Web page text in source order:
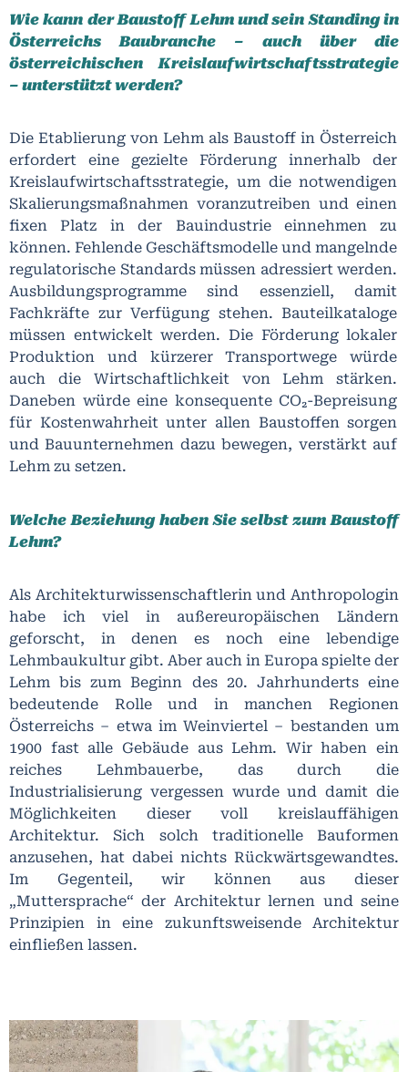
Wie kann der Baustoff Lehm und sein Standing in
Österreichs Baubranche – auch über die
österreichischen Kreislaufwirtschaftsstrategie
– unterstützt werden?
Die Etablierung von Lehm als Baustoff in Österreich
erfordert eine gezielte Förderung innerhalb der
Kreislaufwirtschaftsstrategie, um die notwendigen
Skalierungsmaßnahmen voranzutreiben und einen
fixen Platz in der Bauindustrie einnehmen zu
können. Fehlende Geschäftsmodelle und mangelnde
regulatorische Standards müssen adressiert werden.
Ausbildungsprogramme sind essenziell, damit
Fachkräfte zur Verfügung stehen. Bauteilkataloge
müssen entwickelt werden. Die Förderung lokaler
Produktion und kürzerer Transportwege würde
auch die Wirtschaftlichkeit von Lehm stärken.
Daneben würde eine konsequente CO₂-Bepreisung
für Kostenwahrheit unter allen Baustoffen sorgen
und Bauunternehmen dazu bewegen, verstärkt auf
Lehm zu setzen.
Welche Beziehung haben Sie selbst zum Baustoff
Lehm?
Als Architekturwissenschaftlerin und Anthropologin
habe ich viel in außereuropäischen Ländern
geforscht, in denen es noch eine lebendige
Lehmbaukultur gibt. Aber auch in Europa spielte der
Lehm bis zum Beginn des 20. Jahrhunderts eine
bedeutende Rolle und in manchen Regionen
Österreichs – etwa im Weinviertel – bestanden um
1900 fast alle Gebäude aus Lehm. Wir haben ein
reiches Lehmbauerbe, das durch die
Industrialisierung vergessen wurde und damit die
Möglichkeiten dieser voll kreislauffähigen
Architektur. Sich solch traditionelle Bauformen
anzusehen, hat dabei nichts Rückwärtsgewandtes.
Im Gegenteil, wir können aus dieser
„Muttersprache“ der Architektur lernen und seine
Prinzipien in eine zukunftsweisende Architektur
einfließen lassen.